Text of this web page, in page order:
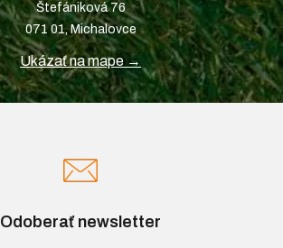
Štefániková 76
071 01, Michalovce
Ukázať na mape →
Odoberať newsletter